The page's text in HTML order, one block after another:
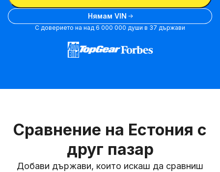
Нямам VIN
С доверието на над 6 000 000 души в 37 държави
Сравнение на Естония с
друг пазар
Добави държави, които искаш да сравниш